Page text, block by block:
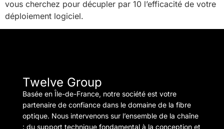
vous cherchez pour décupler par 10 l’efficacité de votre
déploiement logiciel.
Twelve Group
Basée en Île-de-France, notre société est votre
partenaire de confiance dans le domaine de la fibre
optique. Nous intervenons sur l’ensemble de la chaîne
: du support technique fondamental à la conception et